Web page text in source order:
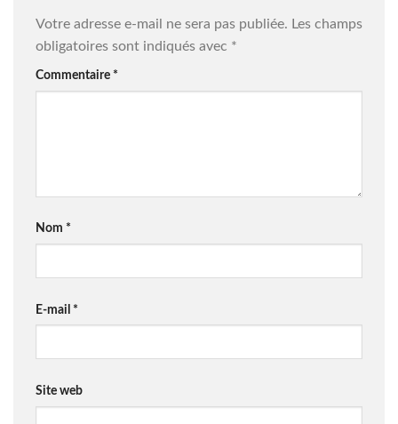
Votre adresse e-mail ne sera pas publiée. Les champs
obligatoires sont indiqués avec *
Commentaire *
Nom *
E-mail *
Site web